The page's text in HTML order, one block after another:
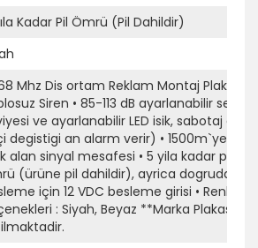
Kadar Pil Ömrü (Pil Dahildir)
Mhz Dis ortam Reklam Montaj Plakali
Siren • 85-113 dB ayarlanabilir ses
ve ayarlanabilir LED isik, sabotaj
degistigi an alarm verir) • 1500m`ye
alan sinyal mesafesi • 5 yila kadar pil
(ürüne pil dahildir), ayrica dogrudan
için 12 VDC besleme girisi • Renk
: Siyah, Beyaz **Marka Plakasi